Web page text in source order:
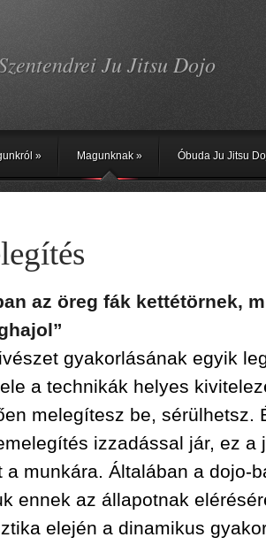
Ju Jitsu Dojo
» Magunknak» Óbuda Ju Jitsu
az öreg fák kettétörnek,
gyakorlásának egyik
a technikák helyes
melegítesz be, sérülhetsz.
izzadással jár, ez a
a munkára. Általában a dojo-
ennek az állapotnak
elején a dinamikus